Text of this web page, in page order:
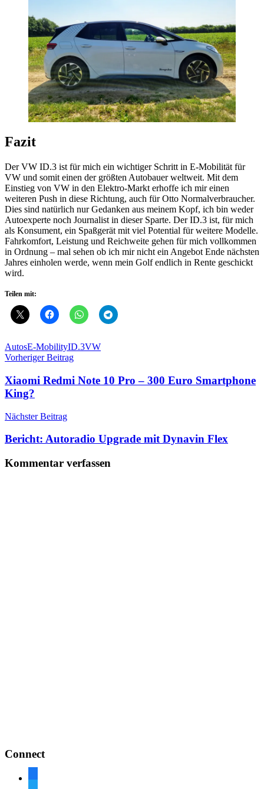
Fazit
Der VW ID.3 ist für mich ein wichtiger Schritt in E-Mobilität für
VW und somit einen der größten Autobauer weltweit. Mit dem
Einstieg von VW in den Elektro-Markt erhoffe ich mir einen
weiteren Push in diese Richtung, auch für Otto Normalverbraucher.
Dies sind natürlich nur Gedanken aus meinem Kopf, ich bin weder
Autoexperte noch Journalist in dieser Sparte. Der ID.3 ist, für mich
als Konsument, ein Spaßgerät mit viel Potential für weitere Modelle.
Fahrkomfort, Leistung und Reichweite gehen für mich vollkommen
in Ordnung – mal sehen ob ich mir nicht ein Angebot Ende nächsten
Jahres einholen werde, wenn mein Golf endlich in Rente geschickt
wird.
Teilen mit:
AutosE-MobilityID.3VW
Beitragsnavigation
Vorheriger Beitrag
Xiaomi Redmi Note 10 Pro – 300 Euro Smartphone
King?
Nächster Beitrag
Bericht: Autoradio Upgrade mit Dynavin Flex
Kommentar verfassen
Connect